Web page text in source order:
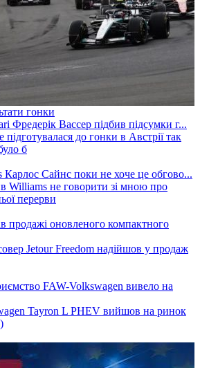
гонки
підготувалася до гонки в Австрії так
б
Williams не говорити зі мною про
перерви
Jetour Freedom надійшов у продаж
Tayron L PHEV вийшов на ринок